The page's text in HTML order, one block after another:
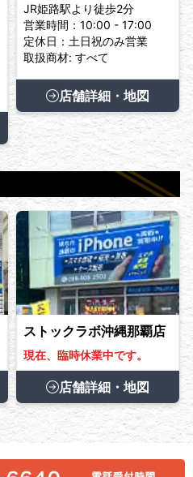
JR姫路駅より徒歩2分
営業時間：10:00 - 17:00
定休日：土日祝のみ営業
取扱商材: すべて
店舗詳細・地図
ストックラボ沖縄那覇店
現在、臨時休業中です。
店舗詳細・地図